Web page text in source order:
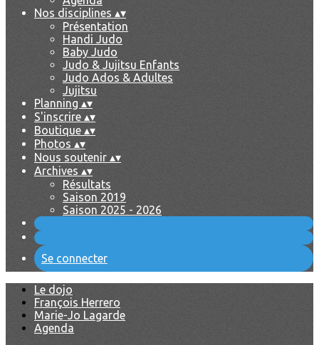
Nos disciplines ▴▾
Présentation
Handi Judo
Baby Judo
Judo & Jujitsu Enfants
Judo Ados & Adultes
Jujitsu
Planning ▴▾
S'inscrire ▴▾
Boutique ▴▾
Photos ▴▾
Nous soutenir ▴▾
Archives ▴▾
Résultats
Saison 2019
Saison 2025 - 2026
Se connecter
Le dojo
François Herrero
Marie-Jo Lagarde
Agenda